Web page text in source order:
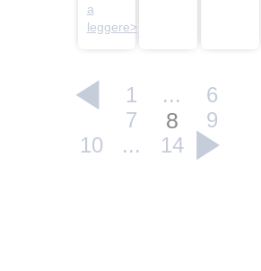
a
leggere>
1 ...
6
7
8
9
10
... 14